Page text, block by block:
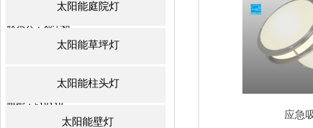
太阳能庭院灯
太阳能草坪灯
太阳能柱头灯
太阳能壁灯
应急
深圳市威诺华科技开发有限公司
联系人：郑小姐
邮箱：jeniffer@we-nova.com
传真：0755-84889992
邮编：518118
地址：深圳市龙岗区中心城龙岗大道